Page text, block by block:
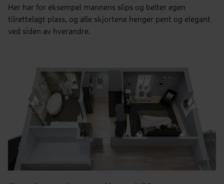
Her har for eksempel mannens slips og belter egen
tilrettelagt plass, og alle skjortene henger pent og elegant
ved siden av hverandre.